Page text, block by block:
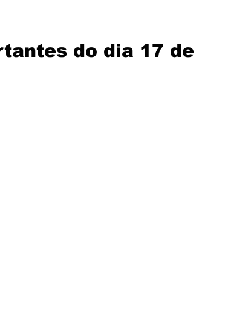
do dia 17 de